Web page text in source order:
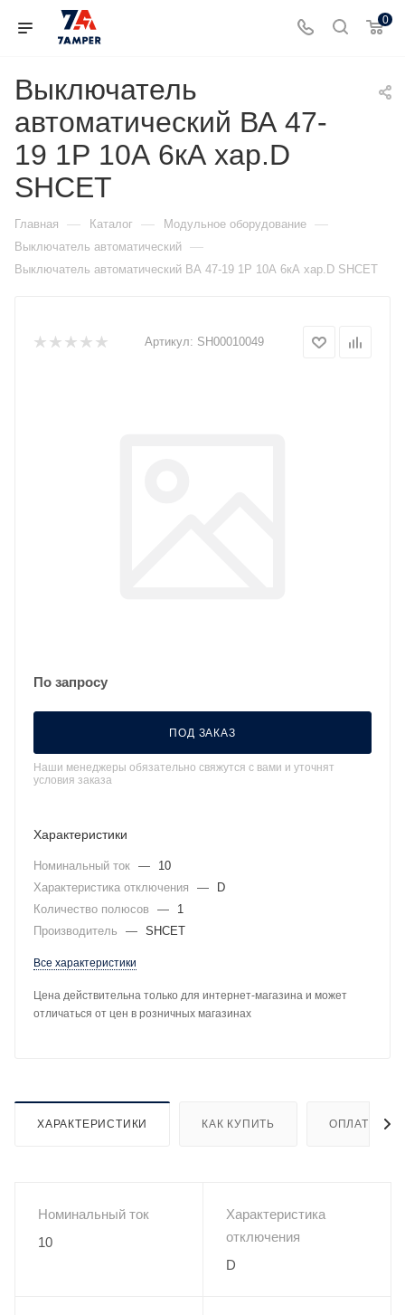
0
Выключатель
автоматический ВА 47-
19 1Р 10А 6кА хар.D
SHCET
Главная — Каталог — Модульное оборудование —
Выключатель автоматический —
Выключатель автоматический ВА 47-19 1Р 10А 6кА хар.D SHCET
Артикул: SH00010049
По запросу
ПОД ЗАКАЗ
Наши менеджеры обязательно свяжутся с вами и уточнят
условия заказа
Характеристики
Номинальный ток —
10
Характеристика отключения
—
D
Количество полюсов
—
1
Производитель
— SHCET
Все характеристики
Цена действительна только для интернет-магазина и может
отличаться от цен в розничных магазинах
ХАРАКТЕРИСТИКИ КАК КУПИТЬ ОПЛАТА
Номинальный ток
10
Характеристика
отключения
D